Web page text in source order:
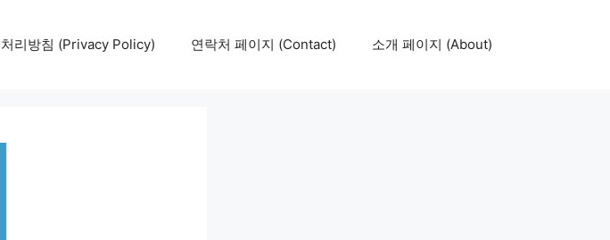
리방침 (Privacy Policy) 연락처 페이지 (Contact) 소개 페이지 (About)